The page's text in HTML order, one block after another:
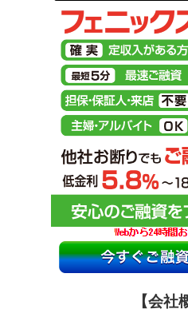
【会社